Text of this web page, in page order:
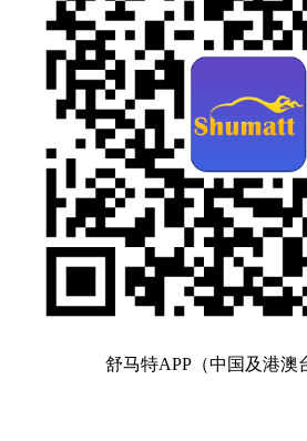
舒马特APP（中国及港澳